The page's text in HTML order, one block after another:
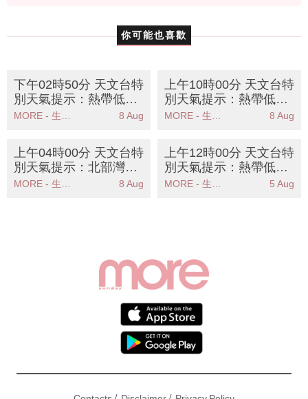
你可能也喜歡
下午02時50分 天文台特
別天氣提示：熱帶低氣
壓登陸海南島天文台密
8 Aug
上午10時00分 天文台特
別天氣提示：熱帶低氣
壓對香港威脅不大一號
8 Aug
上午04時00分 天文台特
別天氣提示：北部灣熱
帶低氣壓對香港威脅不
MORE - 生活品味 8 Aug
上午12時00分 天文台特
別天氣提示：熱帶低氣
壓對本港威脅不大未來
MORE - 生活品味 5 Aug